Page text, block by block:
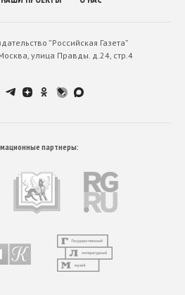
”Российская Газета”
улица Правды. д.24, стр.4
партнеры: